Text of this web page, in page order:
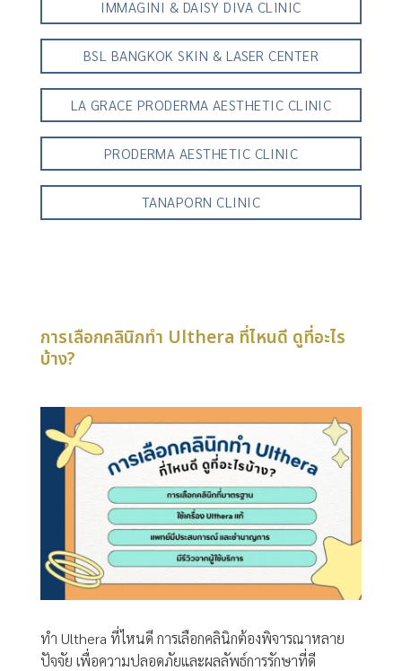
IMMAGINI & DAISY DIVA CLINIC
BSL BANGKOK SKIN & LASER CENTER
LA GRACE PRODERMA AESTHETIC CLINIC
PRODERMA AESTHETIC CLINIC
TANAPORN CLINIC
การเลือกคลินิกทำ Ulthera ที่ไหนดี ดูที่อะไร
บ้าง?
ทำ Ulthera ที่ไหนดี การเลือกคลินิกต้องพิจารณาหลาย
ปัจจัย เพื่อความปลอดภัยและผลลัพธ์การรักษาที่ดี